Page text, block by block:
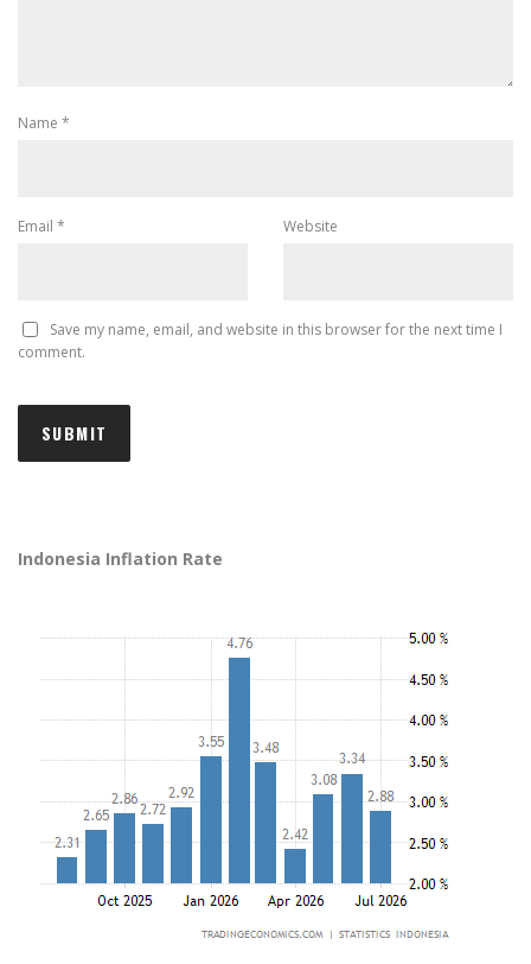
Name *
Email * Website
Save my name, email, and website in this browser for the next time I
comment.
Indonesia Inflation Rate